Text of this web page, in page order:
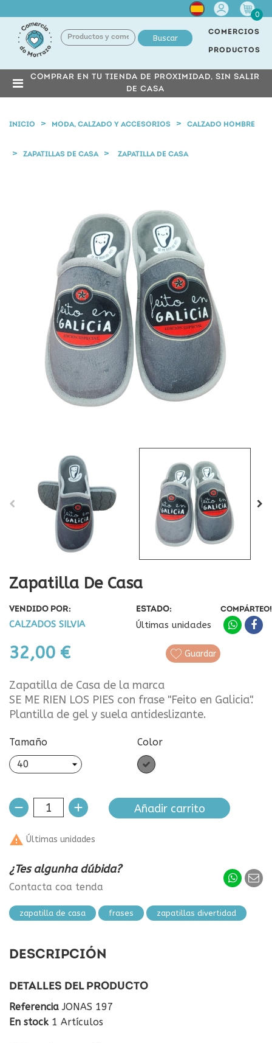
Cuenta
0
Buscar
COMERCIOS
PRODUCTOS
COMPRAR EN TU TIENDA DE PROXIMIDAD, SIN SALIR
DE CASA
INICIO MODA, CALZADO Y ACCESORIOS CALZADO HOMBRE
ZAPATILLAS DE CASA ZAPATILLA DE CASA
Zapatilla De Casa
VENDIDO POR:
CALZADOS SILVIA
ESTADO:
Últimas unidades
32,00 €
COMPÁRTEO!
Guardar
Zapatilla de Casa de la marca
SE ME RIEN LOS PIES con frase "Feito en Galicia".
Plantilla de gel y suela antideslizante.
Tamaño Color
Gris
Añadir carrito
 Últimas unidades
¿Tes algunha dúbida?
Contacta coa tenda
zapatilla de casa frases zapatillas divertidad
DESCRIPCIÓN
DETALLES DEL PRODUCTO
Referencia JONAS 197
En stock 1 Artículos